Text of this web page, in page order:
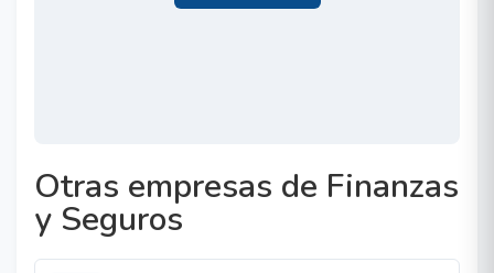
Otras empresas de Finanzas
y Seguros